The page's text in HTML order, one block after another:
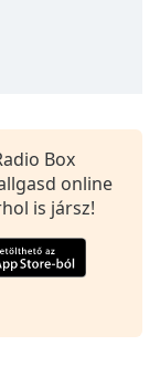
Box
online
is jársz!